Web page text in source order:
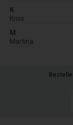
K
Kriss
M
Martina